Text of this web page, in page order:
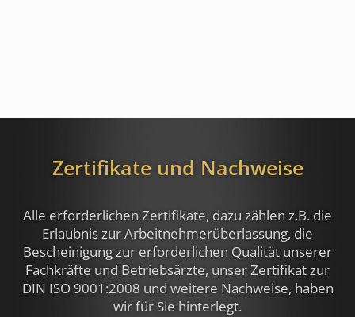
Zertifikate und Nachweise
Alle erforderlichen Zertifikate, dazu zählen z.B. die
Erlaubnis zur Arbeitnehmerüberlassung, die
Bescheinigung zur erforderlichen Qualität unserer
Fachkräfte und Betriebsärzte, unser Zertifikat zur
DIN ISO 9001:2008 und weitere Nachweise, haben
wir für Sie hinterlegt.